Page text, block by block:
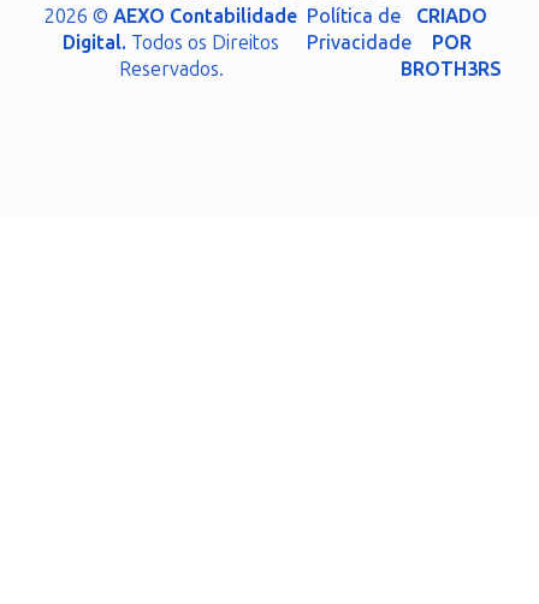
2026 ©AEXO Contabilidade
Digital. Todos os Direitos
Reservados.
Política de
Privacidade
CRIADO
POR
BROTH3RS